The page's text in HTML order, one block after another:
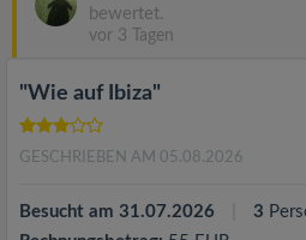
bewertet.
vor 3 Tagen
"Wie auf Ibiza"
GESCHRIEBEN AM 05.08.2026
Besucht am 31.07.2026 3